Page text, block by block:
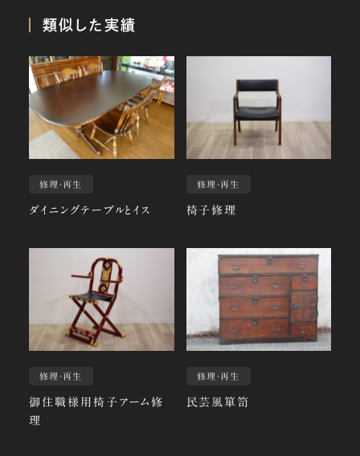
類似した実績
修理・再生
ダイニングテーブルとイス
修理・再生
椅子修理
修理・再生
御住職様用椅子アーム修
理
修理・再生
民芸風箪笥